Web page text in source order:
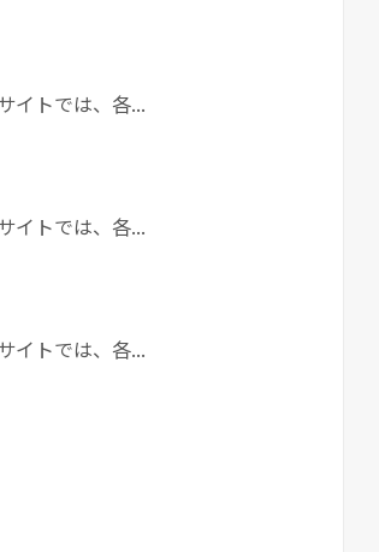
イトでは、各...
イトでは、各...
イトでは、各...